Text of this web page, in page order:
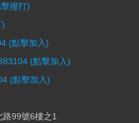
撥打)
(點擊加入)
(點擊加入)
(點擊加入)
99號6樓之1